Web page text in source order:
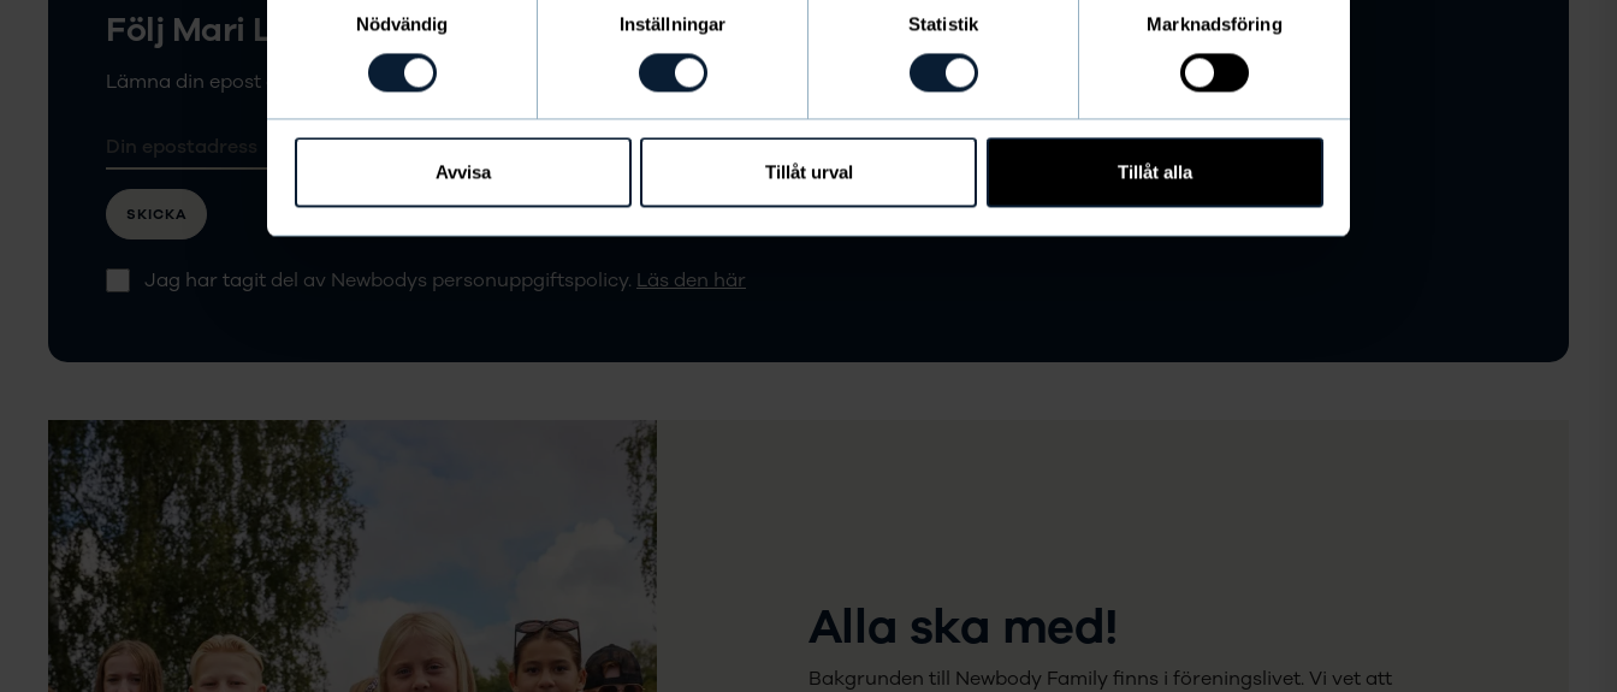
Nödvändig
Inställningar Statistik Marknadsföring
Avvisa Tillåt urval Tillåt alla
Följ Mari Larsson mot målet!
Lämna din epost och följ Mari Larsson och Växjö Simsällskap på resan mot målet.
SKICKA
Jag har tagit del av Newbodys personuppgiftspolicy. Läs den här
Alla ska med!
Bakgrunden till Newbody Family finns i föreningslivet. Vi vet att